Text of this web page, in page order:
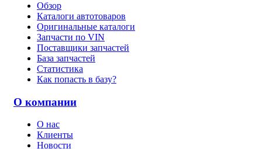
Обзор
Каталоги автотоваров
Оригинальные каталоги
Запчасти по VIN
Поставщики запчастей
База запчастей
Статистика
Как попасть в базу?
О компании
О нас
Клиенты
Новости